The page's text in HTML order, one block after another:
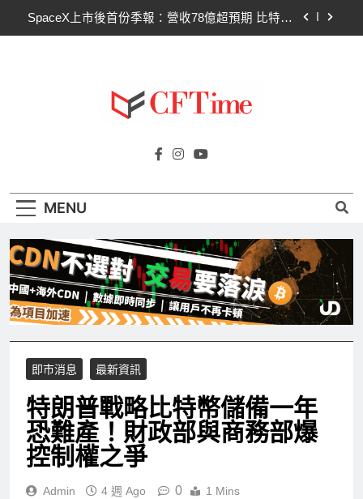
SpaceX上市後首份季報：營收78億超預期 比特幣
持倉縮水5.4億致虧損
開，我從未賣出
CLARITY法案60票門檻仍差關鍵缺口！民主黨七
SpaceX上市後首份季報：營收78億超預期 比特幣
Hut 8淨虧1.77億美元股價急挫！比特幣持倉縮水成
開，我從未賣出
Cftime.io
AI（ChatGPT）、區塊鏈、NFT、加密貨
MENU
即市消息 最新資訊
特朗普戰略比特幣儲備一年
恐難產！財政部與商務部爆
控制權之爭
Admin 4 週 Ago 0 1 Mins